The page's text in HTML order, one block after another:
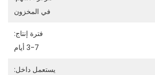
في المخزون
فترة إنتاج:
3-7 أيام
يستعمل داخل: